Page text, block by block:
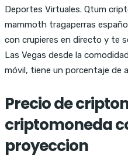
Deportes Virtuales. Qtum
mammoth tragaperras
con crupieres en directo y te
Las Vegas desde la
móvil, tiene un porcentaje de
Precio de
criptomoneda
proyeccion